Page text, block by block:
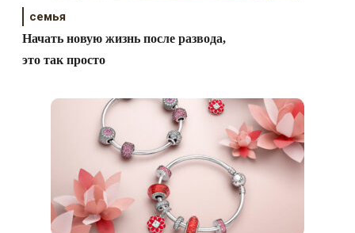
семья
Начать новую жизнь после развода,
это так просто